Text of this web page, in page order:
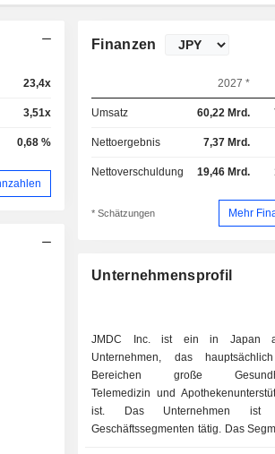
23,4x
3,51x
0,68 %
Finanzen
2027 *
Umsatz 60,22 Mrd.
Nettoergebnis 7,37 Mrd.
Nettoverschuldung 19,46 Mrd.
* Schätzungen Mehr
Unternehmensprofil
JMDC Inc. ist ein in Japan
Unternehmen, das
Bereichen große
Telemedizin und
ist. Das Unternehmen
Geschäftssegmenten tätig. Das